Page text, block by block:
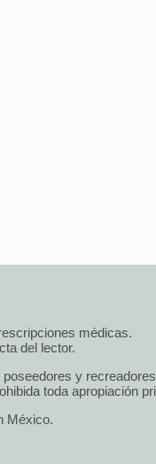
médicas.
del lector.
y
toda apropiación
México.